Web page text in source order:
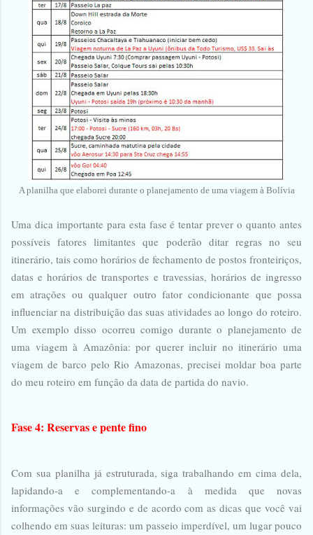
A planilha que elaborei durante o planejamento de uma viagem à Bolívia
Uma dica importante para esta fase é tentar prever o quanto antes
possíveis fatores limitantes que poderão ditar regras no seu
itinerário, tais como horários de fechamento de postos fronteiriços,
datas e horários de transportes e travessias, horários de ingresso
em atrações ou qualquer outro fator condicionante que possa
influenciar na distribuição das suas atividades ao longo do roteiro.
Um exemplo disso ocorreu comigo durante o planejamento de
uma viagem à Amazônia: por querer incluir no itinerário uma
viagem de barco pelo Rio Amazonas, precisei moldar boa parte
do meu roteiro em função da data de partida do navio.
Fase 4: Reservas e pente fino
Com sua planilha já estruturada, siga trabalhando em cima dela,
lapidando-a e complementando-a à medida que novas
informações vão surgindo e de acordo com as dicas que você vai
colhendo em suas leituras: um passeio imperdível, um lugar pouco